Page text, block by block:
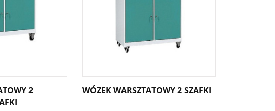
2
WÓZEK WARSZTATOWY 2 SZAFKI